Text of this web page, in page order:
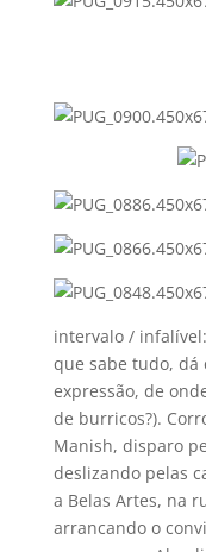
intervalo /
que sabe tudo, dá
expressão, de
de burricos?).
Manish, disparo
deslizando pelas
a Belas Artes, na
arrancando o